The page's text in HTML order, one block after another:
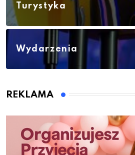
Turystyka
Wydarzenia
REKLAMA